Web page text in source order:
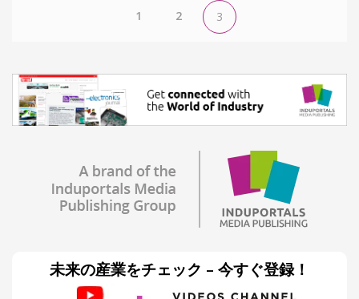
1 2 3
未来の産業をチェック – 今すぐ登録！